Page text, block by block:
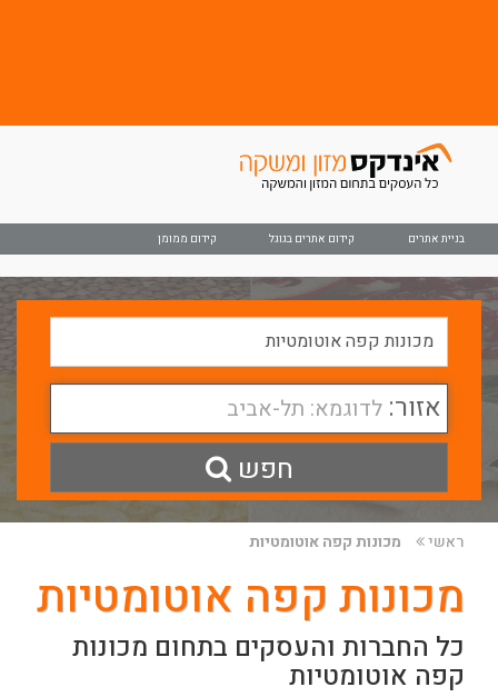
בניית אתרים קידום אתרים בגוגל קידום ממומן
אזור: לדוגמא: תל-אביב
חפש
ראשי מכונות קפה אוטומטיות
מכונות קפה אוטומטיות
כל החברות והעסקים בתחום מכונות
קפה אוטומטיות